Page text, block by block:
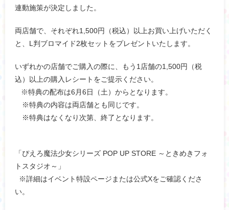
連動施策が決定しました。
両店舗で、それぞれ1,500円（税込）以上お買い上げいただく
と、L判ブロマイド2枚セットをプレゼントいたします。
いずれかの店舗でご購入の際に、もう1店舗の1,500円（税
込）以上の購入レシートをご提示ください。
※特典の配布は6月6日（土）からとなります。
※特典の内容は両店舗とも同じです。
※特典はなくなり次第、終了となります。
「ぴえろ魔法少女シリーズ POP UP STORE ～ときめきフォ
トスタジオ～」
※詳細はイベント特設ページまたは公式Xをご確認くださ
い。